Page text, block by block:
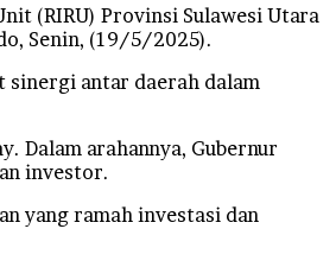
(RIRU) Provinsi Sulawesi Utara
Senin, (19/5/2025).
sinergi antar daerah dalam
Dalam arahannya, Gubernur
investor.
yang ramah investasi dan